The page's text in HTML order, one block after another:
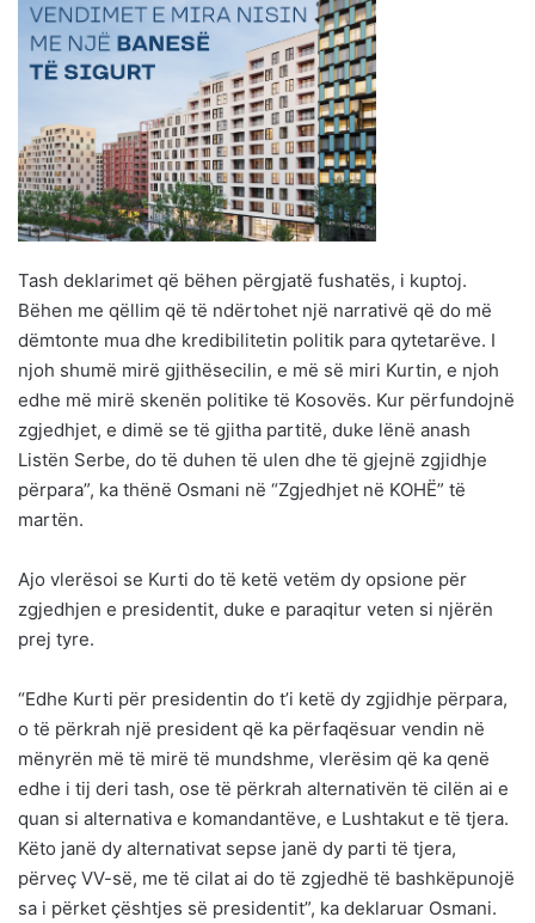
Tash deklarimet që bëhen përgjatë fushatës, i kuptoj.
Bëhen me qëllim që të ndërtohet një narrativë që do më
dëmtonte mua dhe kredibilitetin politik para qytetarëve. I
njoh shumë mirë gjithësecilin, e më së miri Kurtin, e njoh
edhe më mirë skenën politike të Kosovës. Kur përfundojnë
zgjedhjet, e dimë se të gjitha partitë, duke lënë anash
Listën Serbe, do të duhen të ulen dhe të gjejnë zgjidhje
përpara”, ka thënë Osmani në “Zgjedhjet në KOHË” të
martën.
Ajo vlerësoi se Kurti do të ketë vetëm dy opsione për
zgjedhjen e presidentit, duke e paraqitur veten si njërën
prej tyre.
“Edhe Kurti për presidentin do t’i ketë dy zgjidhje përpara,
o të përkrah një president që ka përfaqësuar vendin në
mënyrën më të mirë të mundshme, vlerësim që ka qenë
edhe i tij deri tash, ose të përkrah alternativën të cilën ai e
quan si alternativa e komandantëve, e Lushtakut e të tjera.
Këto janë dy alternativat sepse janë dy parti të tjera,
përveç VV-së, me të cilat ai do të zgjedhë të bashkëpunojë
sa i përket çështjes së presidentit”, ka deklaruar Osmani.